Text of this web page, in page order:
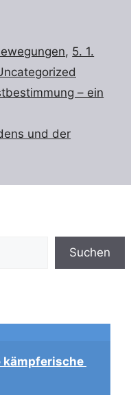
, 5. 1.
– ein
und der
Suchen
kämpferische